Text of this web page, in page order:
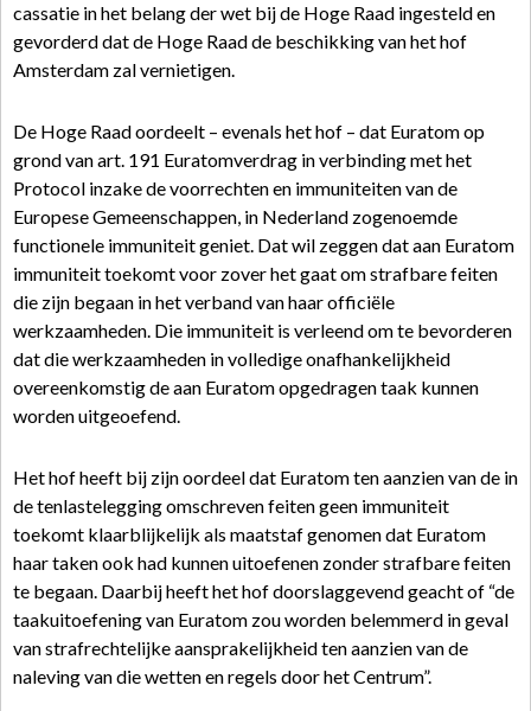
cassatie in het belang der wet bij de Hoge Raad ingesteld en
gevorderd dat de Hoge Raad de beschikking van het hof
Amsterdam zal vernietigen.
De Hoge Raad oordeelt – evenals het hof – dat Euratom op
grond van art. 191 Euratomverdrag in verbinding met het
Protocol inzake de voorrechten en immuniteiten van de
Europese Gemeenschappen, in Nederland zogenoemde
functionele immuniteit geniet. Dat wil zeggen dat aan Euratom
immuniteit toekomt voor zover het gaat om strafbare feiten
die zijn begaan in het verband van haar officiële
werkzaamheden. Die immuniteit is verleend om te bevorderen
dat die werkzaamheden in volledige onafhankelijkheid
overeenkomstig de aan Euratom opgedragen taak kunnen
worden uitgeoefend.
Het hof heeft bij zijn oordeel dat Euratom ten aanzien van de in
de tenlastelegging omschreven feiten geen immuniteit
toekomt klaarblijkelijk als maatstaf genomen dat Euratom
haar taken ook had kunnen uitoefenen zonder strafbare feiten
te begaan. Daarbij heeft het hof doorslaggevend geacht of “de
taakuitoefening van Euratom zou worden belemmerd in geval
van strafrechtelijke aansprakelijkheid ten aanzien van de
naleving van die wetten en regels door het Centrum”.